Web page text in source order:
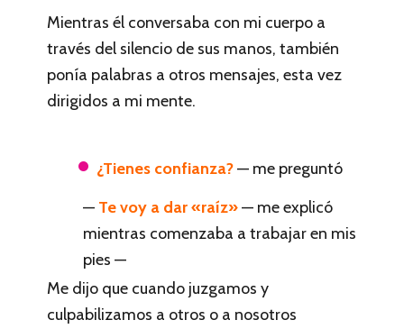
Mientras él conversaba con mi cuerpo a
través del silencio de sus manos, también
ponía palabras a otros mensajes, esta vez
dirigidos a mi mente.
¿Tienes confianza?— me preguntó
— Te voy a dar «raíz»— me explicó
mientras comenzaba a trabajar en mis
pies —
Me dijo que cuando juzgamos y
culpabilizamos a otros o a nosotros